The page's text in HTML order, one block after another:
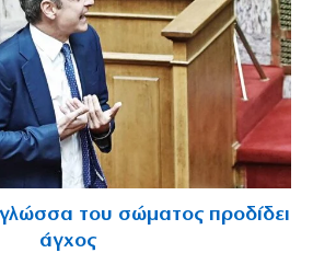
του σώματος προδίδει
άγχος